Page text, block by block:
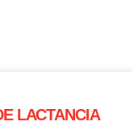
LACTANCIA